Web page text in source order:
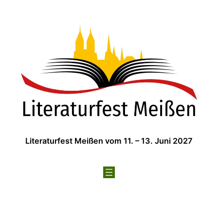
Literaturfest Meißen vom 11. – 13. Juni 2027